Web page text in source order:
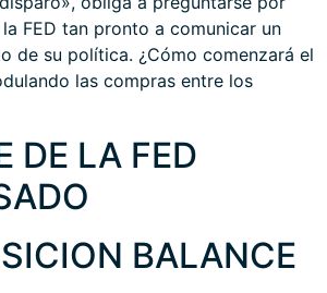
FED tan pronto a comunicar un
de su política. ¿Cómo comenzará el
las compras entre los
DE LA FED